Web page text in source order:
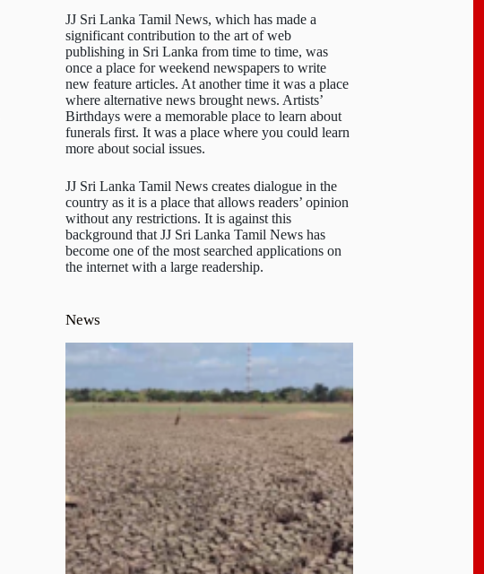
JJ Sri Lanka Tamil News, which has made a
significant contribution to the art of web
publishing in Sri Lanka from time to time, was
once a place for weekend newspapers to write
new feature articles. At another time it was a place
where alternative news brought news. Artists’
Birthdays were a memorable place to learn about
funerals first. It was a place where you could learn
more about social issues.
JJ Sri Lanka Tamil News creates dialogue in the
country as it is a place that allows readers’ opinion
without any restrictions. It is against this
background that JJ Sri Lanka Tamil News has
become one of the most searched applications on
the internet with a large readership.
News